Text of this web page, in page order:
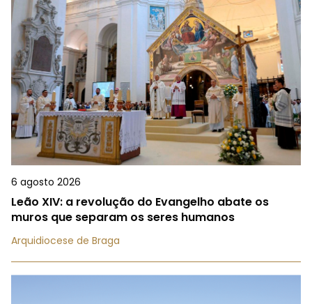
6 agosto 2026
Leão XIV: a revolução do Evangelho abate os
muros que separam os seres humanos
Arquidiocese de Braga